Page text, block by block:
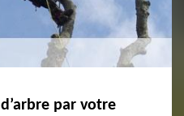
par votre